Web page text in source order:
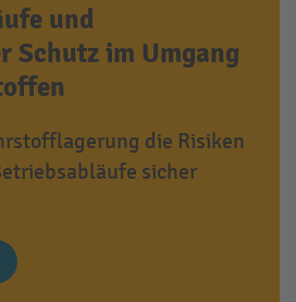
und
Schutz im Umgang
die Risiken
sicher